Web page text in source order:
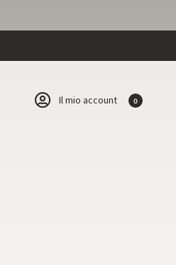
Il mio account 0